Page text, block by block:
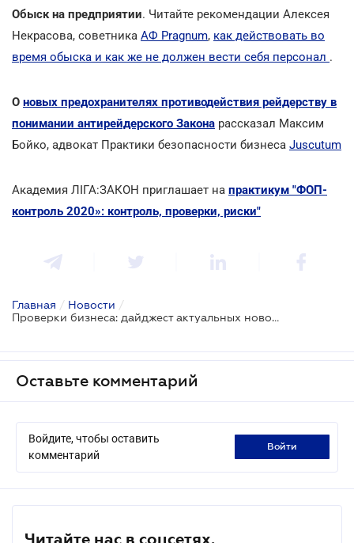
Обыск на предприятии. Читайте рекомендации Алексея
Некрасова, советника АФ Pragnum, как действовать во
время обыска и как же не должен вести себя персонал .
О новых предохранителях противодействия рейдерству в
понимании антирейдерского Закона рассказал Максим
Бойко, адвокат Практики безопасности бизнеса Juscutum
Академия ЛІГА:ЗАКОН приглашает на практикум "ФОП-
контроль 2020»: контроль, проверки, риски"
Главная / Новости /
Проверки бизнеса: дайджест актуальных новостей для предпринимателей
Оставьте комментарий
Войдите, чтобы оставить
комментарий
войти
Читайте нас в соцсетях.